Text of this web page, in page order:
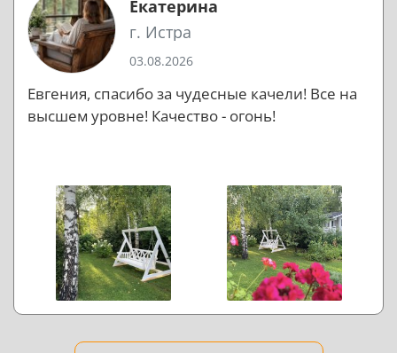
Екатерина
г. Истра
03.08.2026
Евгения, спасибо за чудесные качели! Все на
высшем уровне! Качество - огонь!